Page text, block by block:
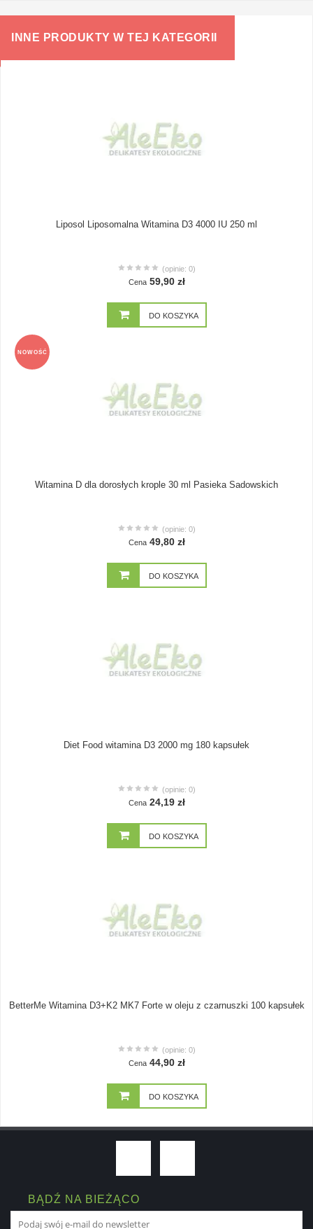
INNE PRODUKTY W TEJ KATEGORII
Liposol Liposomalna Witamina D3 4000 IU 250 ml
(opinie: 0)
Cena 59,90 zł
DO KOSZYKA
NOWOŚĆ
Witamina D dla dorosłych krople 30 ml Pasieka Sadowskich
(opinie: 0)
Cena 49,80 zł
DO KOSZYKA
Diet Food witamina D3 2000 mg 180 kapsułek
(opinie: 0)
Cena 24,19 zł
DO KOSZYKA
BetterMe Witamina D3+K2 MK7 Forte w oleju z czarnuszki 100 kapsułek
(opinie: 0)
Cena 44,90 zł
DO KOSZYKA
BĄDŹ NA BIEŻĄCO